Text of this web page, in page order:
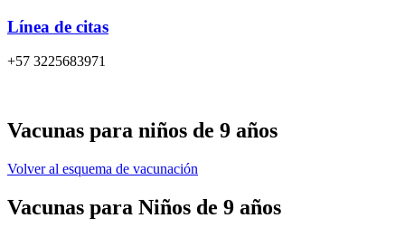
Línea de citas
+57 3225683971
Vacunas para niños de 9 años
Volver al esquema de vacunación
Vacunas para Niños de 9 años